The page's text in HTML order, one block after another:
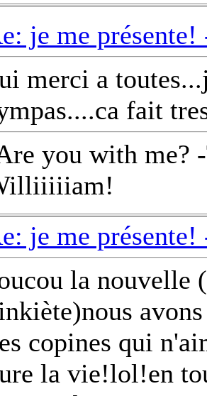
je me
merci a
fait
you with me?
je me
la nouvelle
copines qui
la vie!lol!en